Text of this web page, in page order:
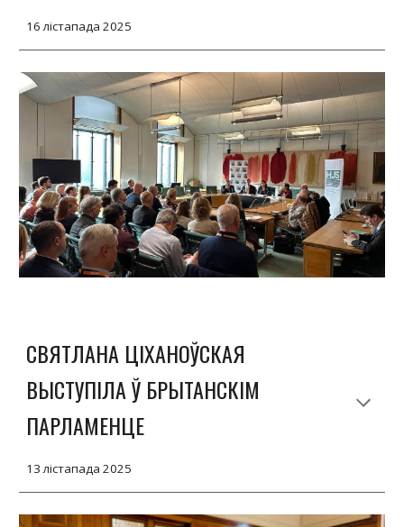
16лістапада 2025
СВЯТЛАНА ЦІХАНОЎСКАЯ
ВЫСТУПІЛА Ў БРЫТАНСКІМ
ПАРЛАМЕНЦЕ
13 лістапада 2025